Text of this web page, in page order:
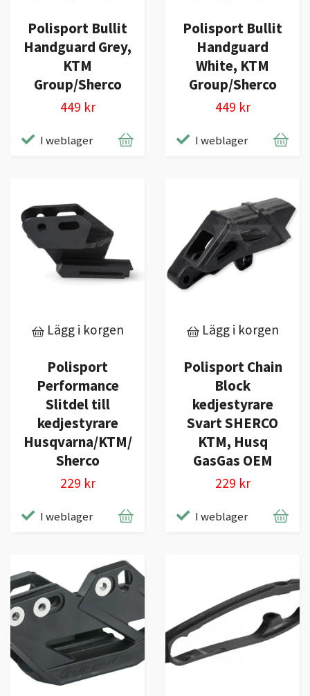
Polisport Bullit
Handguard Grey,
KTM
Group/Sherco
449 kr
I weblager
Polisport Bullit
Handguard
White, KTM
Group/Sherco
449 kr
I weblager
Lägg i korgen
Polisport
Performance
Slitdel till
kedjestyrare
Husqvarna/KTM/
Sherco
229 kr
I weblager
Lägg i korgen
Polisport Chain
Block
kedjestyrare
Svart SHERCO
KTM, Husq
GasGas OEM
229 kr
I weblager